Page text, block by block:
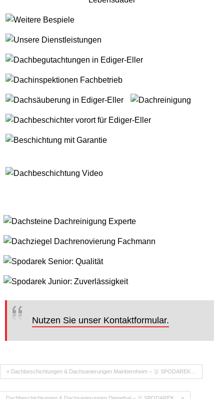
Nutzen Sie unser Kontaktformular.
« Dachbeschichtungen & Dachsanierungen Mainbernheim – 🥇 SPODAREK…